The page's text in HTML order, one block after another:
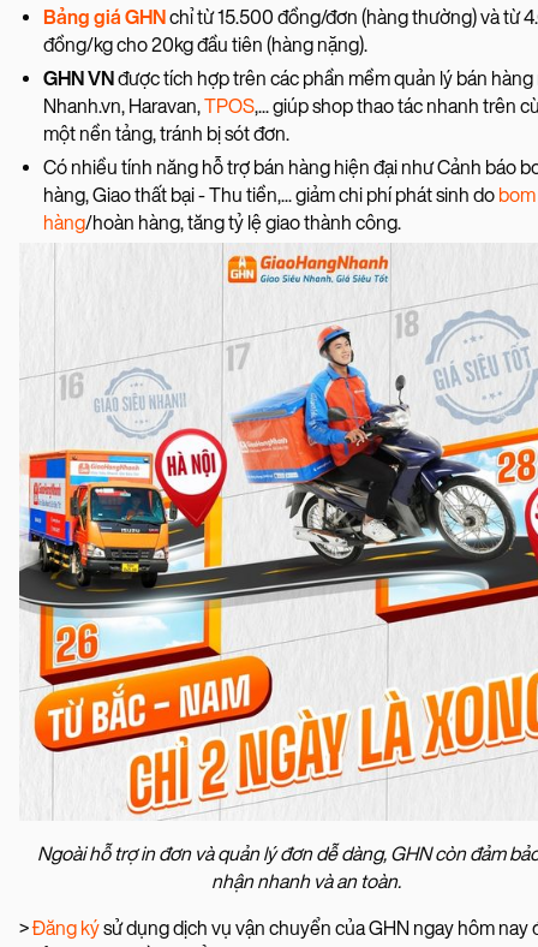
Bảng giá GHN chỉ từ 15.500 đồng/đơn (hàng thường) và từ
đồng/kg cho 20kg đầu tiên (hàng nặng).
GHN VN được tích hợp trên các phần mềm quản lý bán hàng
Nhanh.vn, Haravan,TPOS,... giúp shop thao tác nhanh trên
một nền tảng, tránh bị sót đơn.
Có nhiều tính năng hỗ trợ bán hàng hiện đại như Cảnh báo
hàng, Giao thất bại - Thu tiền,... giảm chi phí phát sinh do bom
hàng/hoàn hàng, tăng tỷ lệ giao thành công.
Ngoài hỗ trợ in đơn và quản lý đơn dễ dàng, GHN còn đảm
nhận nhanh và an toàn.
>Đăng kýsử dụng dịch vụ vận chuyển của GHN ngay hôm nay